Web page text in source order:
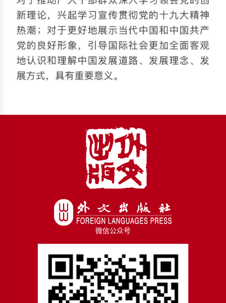
微信公众号